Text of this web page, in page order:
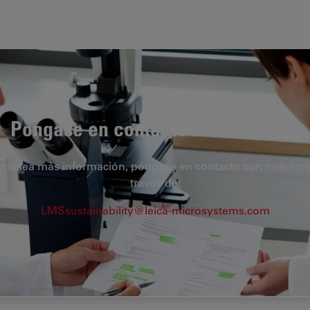
Póngase en contacto con nosotros
desea más información, póngase en contacto con
través de:
LMSsustainability@leica-microsystems.com